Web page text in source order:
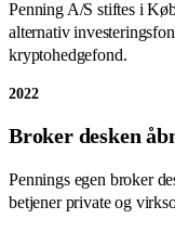
Penning A/S stiftes i
alternativ
kryptohedgefond.
2022
Broker desken
Pennings egen broker
betjener private og